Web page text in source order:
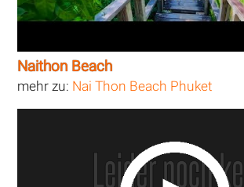
Naithon Beach
mehr zu: Nai Thon Beach Phuket